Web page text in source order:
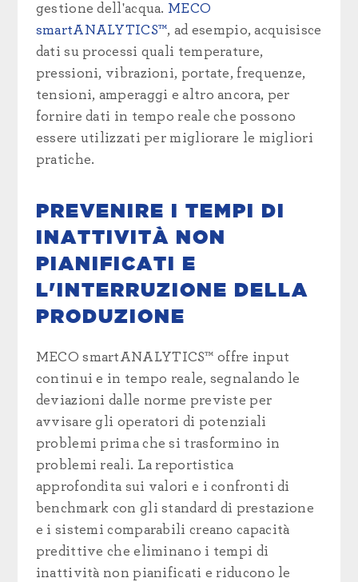
gestione dell'acqua. MECO
smartANALYTICS™, ad esempio, acquisisce
dati su processi quali temperature,
pressioni, vibrazioni, portate, frequenze,
tensioni, amperaggi e altro ancora, per
fornire dati in tempo reale che possono
essere utilizzati per migliorare le migliori
pratiche.
PREVENIRE I TEMPI DI
INATTIVITÀ NON
PIANIFICATI E
L'INTERRUZIONE DELLA
PRODUZIONE
MECO smartANALYTICS™ offre input
continui e in tempo reale, segnalando le
deviazioni dalle norme previste per
avvisare gli operatori di potenziali
problemi prima che si trasformino in
problemi reali. La reportistica
approfondita sui valori e i confronti di
benchmark con gli standard di prestazione
e i sistemi comparabili creano capacità
predittive che eliminano i tempi di
inattività non pianificati e riducono le